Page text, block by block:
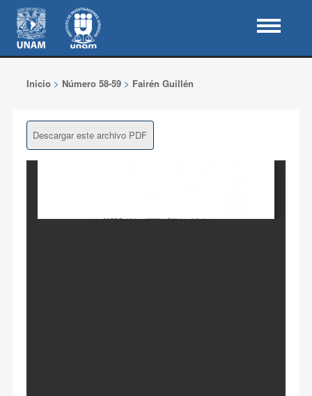
Inicio> Número 58-59> Fairén Guillén
Descargar este archivo PDF